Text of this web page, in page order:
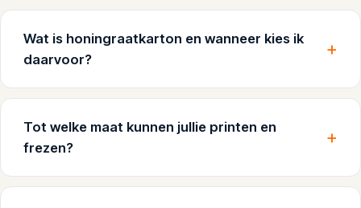
Wat is honingraatkarton en wanneer kies ik
daarvoor?
Tot welke maat kunnen jullie printen en
frezen?